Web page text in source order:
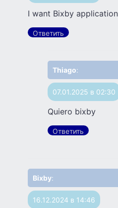
I want Bixby application
Ответить
Thiago:
07.01.2025 в 02:30
Quiero bixby
Ответить
Bixby:
16.12.2024 в 14:46